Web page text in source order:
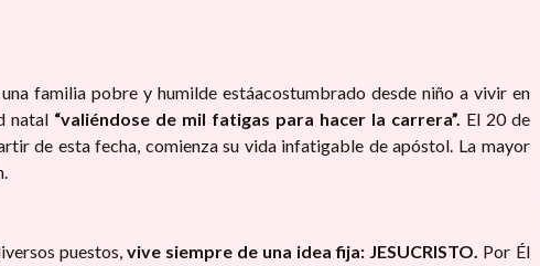
familia pobre y humilde estáacostumbrado desde niño a vivir en
natal “valiéndose de mil fatigas para hacer la carrera”. El 20 de
de esta fecha, comienza su vida infatigable de apóstol. La mayor
puestos,vive siempre de una idea fija: JESUCRISTO. Por Él